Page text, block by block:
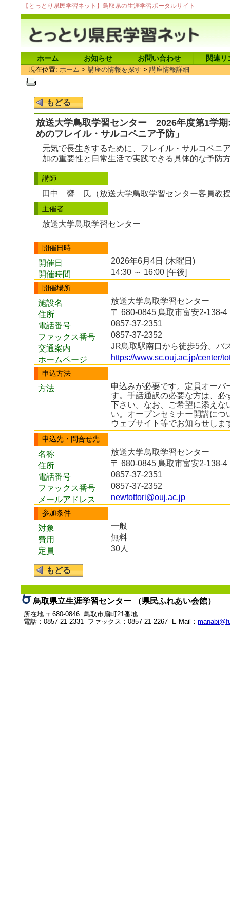
【とっとり県民学習ネット】鳥取県の生涯学習ポータルサイト
ホーム お知らせ お問い合わせ 関連リ
現在位置: ホーム > 講座の情報を探す > 講座情報詳細
放送大学鳥取学習センター 2026年度第1学
めのフレイル・サルコペニア予防」
元気で長生きするために、フレイル・サルコペニ
加の重要性と日常生活で実践できる具体的な予防
講師
田中 響 氏（放送大学鳥取学習センター客員教
主催者
放送大学鳥取学習センター
開催日時
開催日
2026年6月4日 (木曜日)
開催時間
14:30 ～ 16:00 [午後]
開催場所
施設名
放送大学鳥取学習センター
住所
〒 680-0845 鳥取市富安2-138-
電話番号
0857-37-2351
ファックス番号
0857-37-2352
交通案内
JR鳥取駅南口から徒歩5分。バ
ホームページ
https://www.sc.ouj.ac.jp/center/
申込方法
方法
申込みが必要です。定員オー
す。手話通訳の必要な方は、
下さい。なお、ご希望に添えな
い。オープンセミナー開講に
ウェブサイト等でお知らせしま
申込先・問合せ先
名称
放送大学鳥取学習センター
住所
〒 680-0845 鳥取市富安2-138-
電話番号
0857-37-2351
ファックス番号
0857-37-2352
メールアドレス
newtottori@ouj.ac.jp
参加条件
対象
一般
費用
無料
定員
30人
鳥取県立生涯学習センター （県民ふれあい会館）
所在地 〒680-0846 鳥取市扇町21番地
電話：0857-21-2331 ファックス：0857-21-2267 E-Mail：